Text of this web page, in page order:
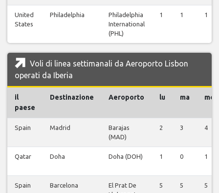
United
States
Philadelphia
Philadelphia
International
(PHL)
1 1 1
Voli di linea settimanali da Aeroporto Lisbon
operati da Iberia
il
paese
Destinazione Aeroporto lu ma me
Spain Madrid
Barajas
(MAD)
2 3 4
Qatar Doha Doha (DOH) 1 0 1
Spain Barcelona
El Prat De
5 5 5